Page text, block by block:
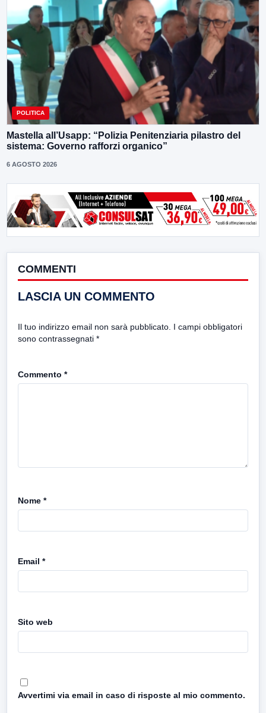
POLITICA
Mastella all’Usapp: “Polizia Penitenziaria pilastro del
sistema: Governo rafforzi organico”
6 AGOSTO 2026
COMMENTI
LASCIA UN COMMENTO
Il tuo indirizzo email non sarà pubblicato. I campi obbligatori
sono contrassegnati *
Commento *
Nome *
Email *
Sito web
Avvertimi via email in caso di risposte al mio commento.